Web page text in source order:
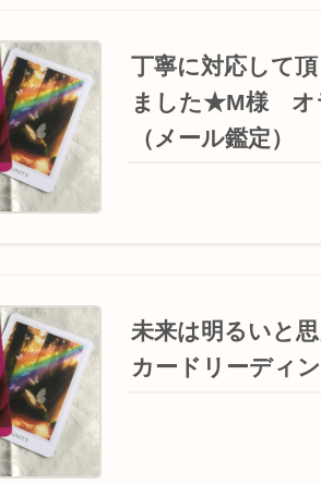
丁寧に対応して
ました★M様 オ
（メール鑑定）
未来は明るいと
カードリーディ